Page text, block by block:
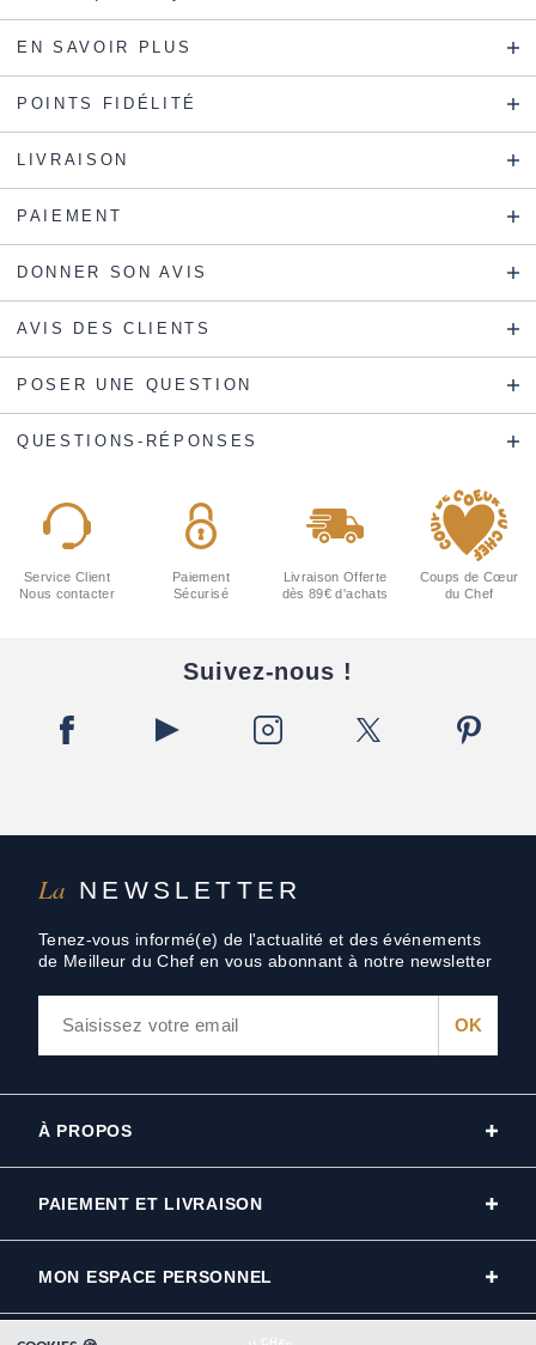
EN SAVOIR PLUS
POINTS FIDÉLITÉ
LIVRAISON
PAIEMENT
DONNER SON AVIS
AVIS DES CLIENTS
POSER UNE QUESTION
QUESTIONS-RÉPONSES
La NEWSLETTER
Tenez-vous informé(e) de l'actualité et des événements
de Meilleur du Chef en vous abonnant à notre newsletter
Service Client
Nous contacter
Paiement
Sécurisé
Livraison Offerte
dès 89€ d'achats
Coups de Cœur
du Chef
Suivez-nous !
À PROPOS
PAIEMENT ET LIVRAISON
MON ESPACE PERSONNEL